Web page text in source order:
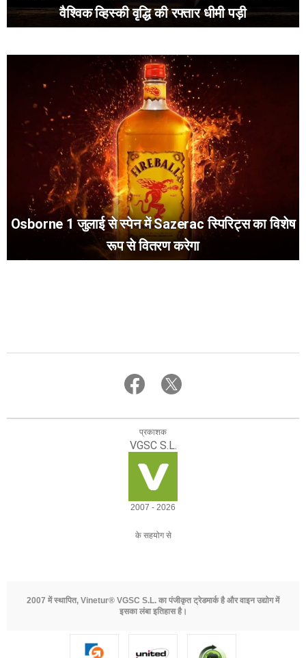
वैश्विक व्हिस्की वृद्धि की रफ्तार धीमी पड़ी
Osborne 1 जुलाई से स्पेन में Sazerac स्पिरिट्स का विशेष
रूप से वितरण करेगा
प्रकाशक
VGSC S.L.
2007 - 2026
के सहयोग से
2007 में स्थापित, Vinetur® VGSC S.L. का पंजीकृत ट्रेडमार्क है और वाइन उद्योग में
इसका लंबा इतिहास है।